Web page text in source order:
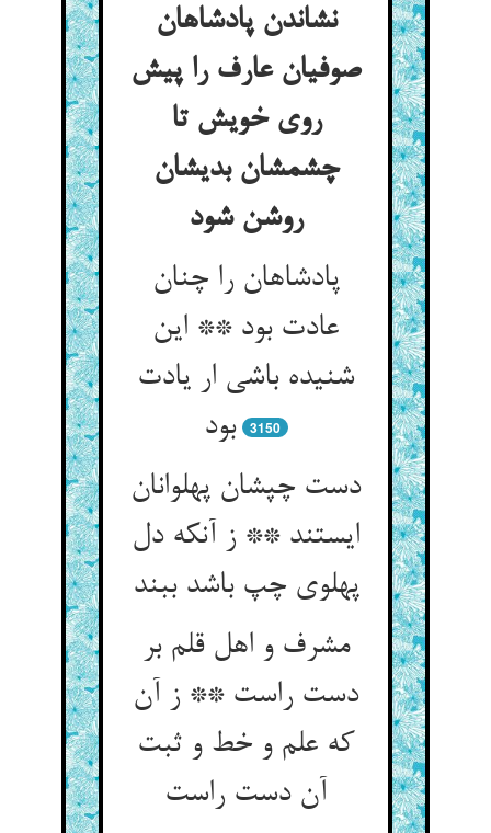
نشاندن پادشاهان
صوفیان عارف را پیش
روی خویش تا
چشمشان بدیشان
روشن شود
پادشاهان را چنان
عادت بود ** این
شنیده باشی ار یادت
بود
3150
دست چپشان پهلوانان
ایستند ** ز آنکه دل
پهلوی چپ باشد ببند
مشرف و اهل قلم بر
دست راست ** ز آن
که علم و خط و ثبت